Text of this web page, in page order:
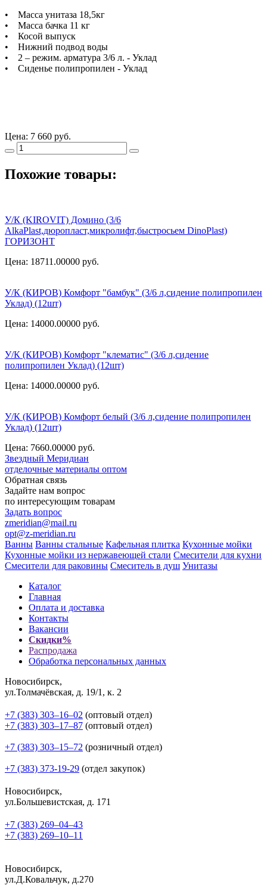
• Масса унитаза 18,5кг
• Масса бачка 11 кг
• Косой выпуск
• Нижний подвод воды
• 2 – режим. арматура 3/6 л. - Уклад
• Сиденье полипропилен - Уклад
Цена: 7 660 руб.
Похожие товары:
У/К (KIROVIT) Домино (3/6
AlkaPlast,дюропласт,микролифт,быстросьем DinoPlast)
ГОРИЗОНТ
Цена: 18711.00000 руб.
У/К (КИРОВ) Комфорт "бамбук" (3/6 л,сидение полипропилен
Уклад) (12шт)
Цена: 14000.00000 руб.
У/К (КИРОВ) Комфорт "клематис" (3/6 л,сидение
полипропилен Уклад) (12шт)
Цена: 14000.00000 руб.
У/К (КИРОВ) Комфорт белый (3/6 л,сидение полипропилен
Уклад) (12шт)
Цена: 7660.00000 руб.
Звездный Меридиан
отделочные материалы оптом
Обратная связь
Задайте нам вопрос
по интересующим товарам
Задать вопрос
zmeridian@mail.ru
opt@z-meridian.ru
Ванны Ванны стальные Кафельная плитка Кухонные мойки
Кухонные мойки из нержавеющей стали Смесители для кухни
Смесители для раковины Смеситель в душ Унитазы
Каталог
Главная
Оплата и доставка
Контакты
Вакансии
Скидки%
Распродажа
Обработка персональных данных
Новосибирск,
ул.Толмачёвская, д. 19/1, к. 2
+7 (383) 303‒16‒02 (оптовый отдел)
+7 (383) 303‒17‒87 (оптовый отдел)
+7 (383) 303‒15‒72 (розничный отдел)
+7 (383) 373-19-29 (отдел закупок)
Новосибирск,
ул.Большевистская, д. 171
+7 (383) 269‒04‒43
+7 (383) 269‒10‒11
Новосибирск,
ул.Д.Ковальчук, д.270